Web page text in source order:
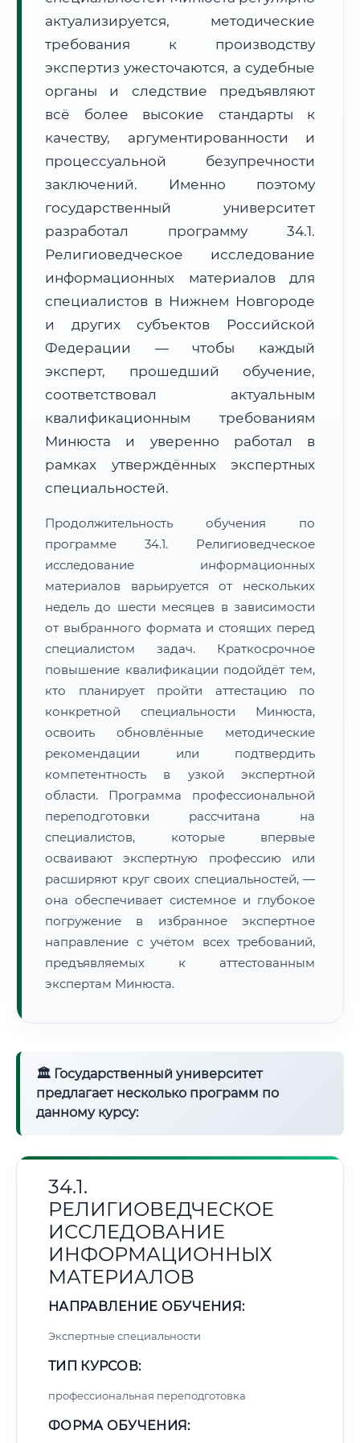
Расчет логистики оригиналов:
• Экспресс-доставка СДЭК / Почтой:
3–5 рабочих дней
🔍Нажмите на документ для увеличения и просмотра
актуализируется, методические
требования к производству
экспертиз ужесточаются, а судебные
органы и следствие предъявляют
всё более высокие стандарты к
качеству, аргументированности и
процессуальной безупречности
заключений. Именно поэтому
государственный университет
разработал программу 34.1.
Религиоведческое исследование
информационных материалов для
специалистов в Нижнем Новгороде
и других субъектов Российской
Федерации — чтобы каждый
эксперт, прошедший обучение,
соответствовал актуальным
квалификационным требованиям
Минюста и уверенно работал в
рамках утверждённых экспертных
специальностей.
Продолжительность обучения по
программе 34.1. Религиоведческое
исследование информационных
материалов варьируется от нескольких
недель до шести месяцев в зависимости
от выбранного формата и стоящих перед
специалистом задач. Краткосрочное
повышение квалификации подойдёт тем,
кто планирует пройти аттестацию по
конкретной специальности Минюста,
освоить обновлённые методические
рекомендации или подтвердить
компетентность в узкой экспертной
области. Программа профессиональной
переподготовки рассчитана на
специалистов, которые впервые
осваивают экспертную профессию или
расширяют круг своих специальностей, —
она обеспечивает системное и глубокое
погружение в избранное экспертное
направление с учётом всех требований,
предъявляемых к аттестованным
экспертам Минюста.
🏛 Государственный университет
предлагает несколько программ по
данному курсу:
34.1.
РЕЛИГИОВЕДЧЕСКОЕ
ИССЛЕДОВАНИЕ
ИНФОРМАЦИОННЫХ
МАТЕРИАЛОВ
НАПРАВЛЕНИЕ ОБУЧЕНИЯ:
Экспертные специальности
ТИП КУРСОВ:
профессиональная переподготовка
ФОРМА ОБУЧЕНИЯ: